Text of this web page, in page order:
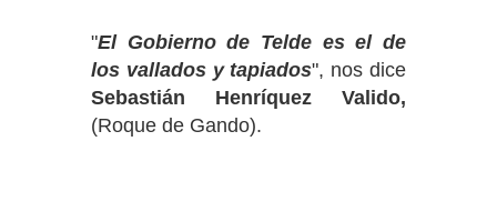
"El Gobierno de Telde es el de
los vallados y tapiados", nos dice
Sebastián Henríquez Valido,
(Roque de Gando).